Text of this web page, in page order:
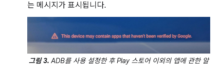
는 메시지가 표시됩니다.
그림 3. ADB를 사용 설정한 후 Play 스토어 이외의 앱에 관한 알